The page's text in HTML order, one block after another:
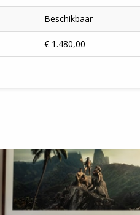
Beschikbaar
€ 1.480,00
×